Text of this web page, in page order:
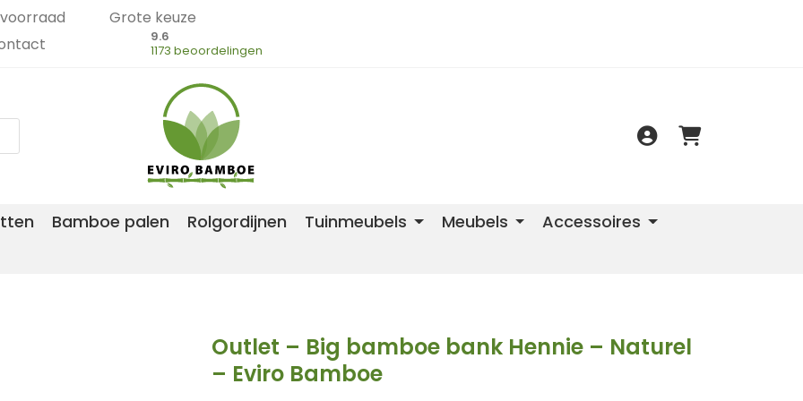
Grote keuze
9.6
1173 beoordelingen
Bamboe palen Rolgordijnen Tuinmeubels Meubels Accessoires
Outlet – Big bamboe bank Hennie – Naturel
– Eviro Bamboe